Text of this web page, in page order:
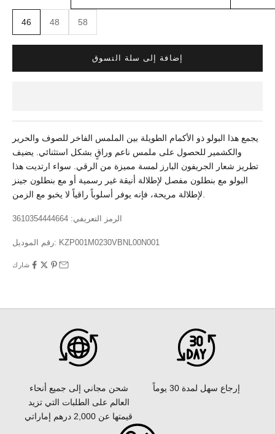
46 48 58
إضافة إلى سلة التسوق
يجمع هذا البولو ذو الأكمام الطويلة بين الملمس الفاخر للصوف والحرير
والكشمير للحصول على ملمس ناعم وراقٍ بشكل استثنائي. يضيف
تطريز شعار الجريفون البارز لمسة مميزة من الرقي. سواء ارتديت هذا
البولو مع بنطلون مفصل لإطلالة أنيقة غير رسمية أو مع بنطلون جينز
الرمز التعريفي: 3610354444664
رقم الموديل: KZP001M0230VBNL00N001
شارك
شحن مجاني إلى جميع أنحاء
العالم على الطلبات التي تزيد
قيمتها عن 2,000 درهم إماراتي
إرجاع سهل لمدة 30 يوماً